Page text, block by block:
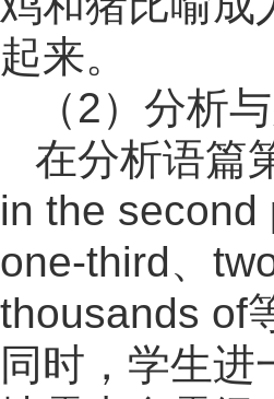
起来。
（2）分析
在分析语篇
in the second
one-third、
thousands of
同时，学生